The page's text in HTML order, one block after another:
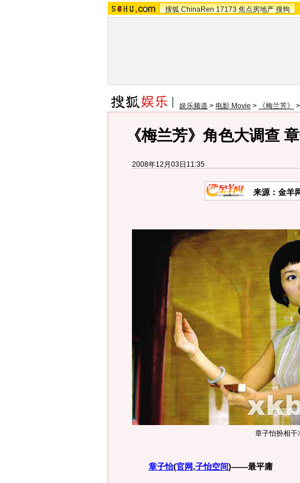
搜狐 ChinaRen 17173 焦点房地产 搜狗
娱乐频道 > 电影 Movie > 《梅兰芳》 >
《梅兰芳》角色大调查
2008年12月03日11:35
来源：金羊
章子怡扮相干
章子怡(官网,子怡空间)——最平庸